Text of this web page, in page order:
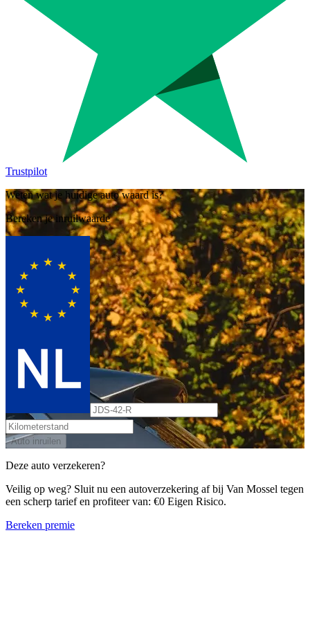
Trustpilot
Weten wat je huidige auto waard is?
Bereken je inruilwaarde
Auto inruilen
Deze auto verzekeren?
Veilig op weg? Sluit nu een autoverzekering af bij Van Mossel tegen
een scherp tarief en profiteer van: €0 Eigen Risico.
Bereken premie